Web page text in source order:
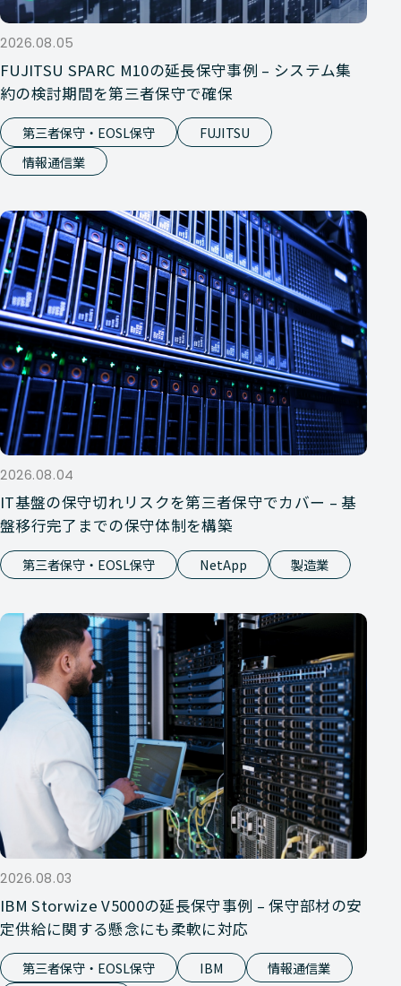
2026.08.05
FUJITSU SPARC M10の延長保守事例 – システム集
約の検討期間を第三者保守で確保
第三者保守・EOSL保守
FUJITSU
情報通信業
2026.08.04
IT基盤の保守切れリスクを第三者保守でカバー – 基
盤移行完了までの保守体制を構築
第三者保守・EOSL保守 NetApp 製造業
2026.08.03
IBM Storwize V5000の延長保守事例 – 保守部材の安
定供給に関する懸念にも柔軟に対応
第三者保守・EOSL保守 IBM
情報通信業